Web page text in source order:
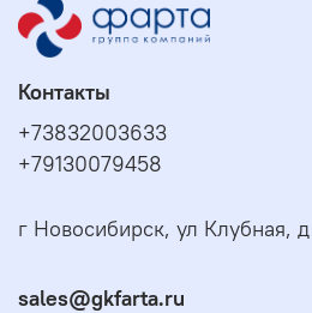
Контакты
+73832003633
+79130079458
г Новосибирск, ул Клубная,
sales@gkfarta.ru